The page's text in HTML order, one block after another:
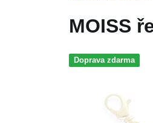
MOISS
Doprava zdarma